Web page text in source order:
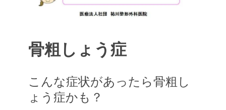
骨粗しょう症
こんな症状があったら骨粗し
ょう症かも？